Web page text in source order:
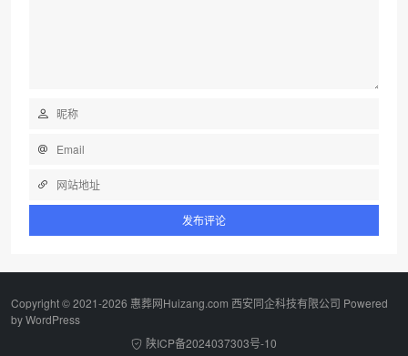
Copyright © 2021-2026 惠葬网Huizang.com 西安同企科技有限公司 Powered
byWordPress
陕ICP备2024037303号-10